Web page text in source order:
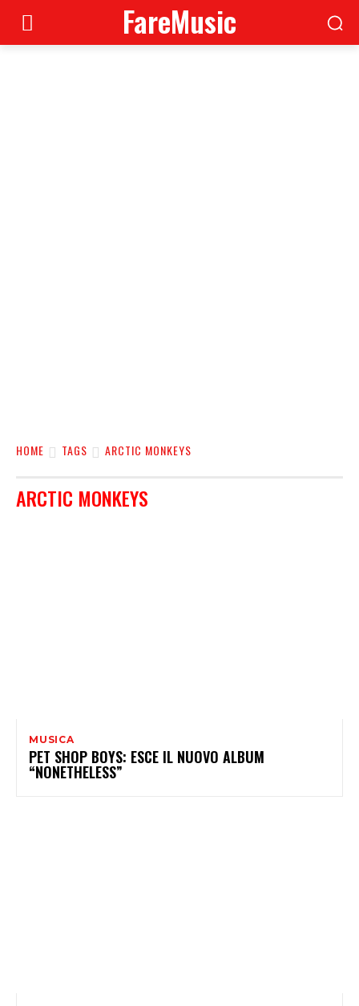
FareMusic
HOME TAGS ARCTIC MONKEYS
ARCTIC MONKEYS
MUSICA
PET SHOP BOYS: ESCE IL NUOVO ALBUM
“NONETHELESS”